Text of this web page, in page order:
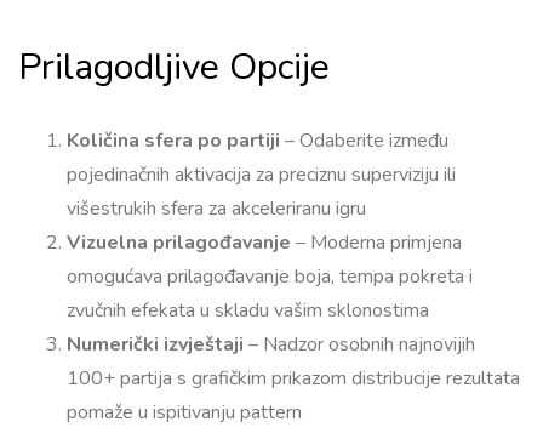
Prilagodljive Opcije
Količina sfera po partiji – Odaberite između
pojedinačnih aktivacija za preciznu superviziju ili
višestrukih sfera za akceleriranu igru
Vizuelna prilagođavanje – Moderna primjena
omogućava prilagođavanje boja, tempa pokreta i
zvučnih efekata u skladu vašim sklonostima
Numerički izvještaji – Nadzor osobnih najnovijih
100+ partija s grafičkim prikazom distribucije rezultata
pomaže u ispitivanju pattern